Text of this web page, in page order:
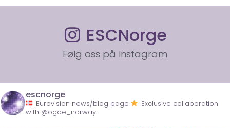
ESCNorge
Følg oss på Instagram
escnorge
Eurovision news/blog page
Exclusive collaboration
with @ogae_norway